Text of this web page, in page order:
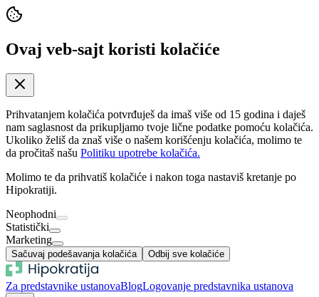
Ovaj veb-sajt koristi kolačiće
Prihvatanjem kolačića potvrđuješ da imaš više od 15 godina i daješ
nam saglasnost da prikupljamo tvoje lične podatke pomoću kolačića.
Ukoliko želiš da znaš više o našem korišćenju kolačića, molimo te
da pročitaš našu Politiku upotrebe kolačića.
Molimo te da prihvatiš kolačiće i nakon toga nastaviš kretanje po
Hipokratiji.
Neophodni
Statistički
Marketing
Sačuvaj podešavanja kolačića Odbij sve kolačiće
Za predstavnike ustanovaBlogLogovanje predstavnika ustanova